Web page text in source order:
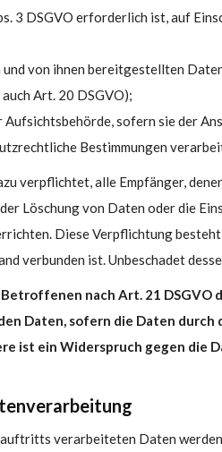
3 DSGVO erforderlich ist, auf
von ihnen bereitgestellten
Art. 20 DSGVO);
sofern sie der
Bestimmungen
verpflichtet, alle Empfänger,
Löschung von Daten oder die
Diese Verpflichtung
verbunden ist. Unbeschadet
nach Art. 21
Daten, sofern die Daten durch
ist ein Widerspruch gegen die
verarbeiteten Daten